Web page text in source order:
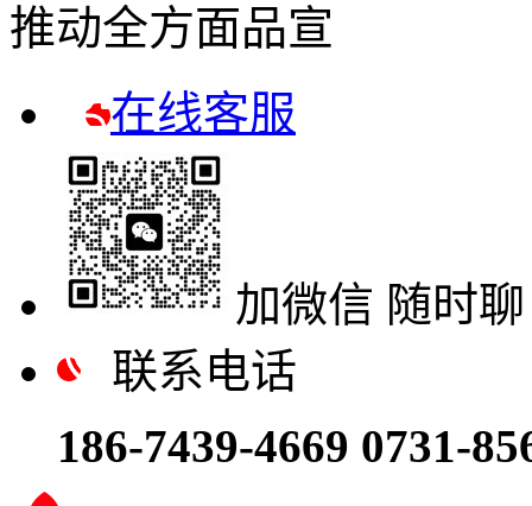
推动全方面品宣
在线客服
加微信 随时聊
联系电话
186-7439-4669 0731-